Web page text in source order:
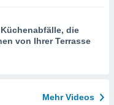
die
von Ihrer Terrasse
Mehr Videos